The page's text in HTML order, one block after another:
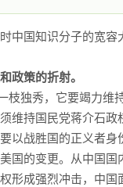
中国知识分子的宽容
政策的折射。
枝独秀，它要竭力维
维持国民党蒋介石政
战胜国的正义者身份
的变更。从中国国
形成强烈冲击，中国